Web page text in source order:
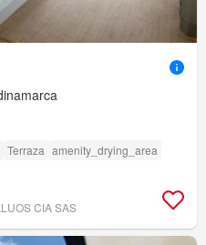
Terraza amenity_drying_area
CIA SAS